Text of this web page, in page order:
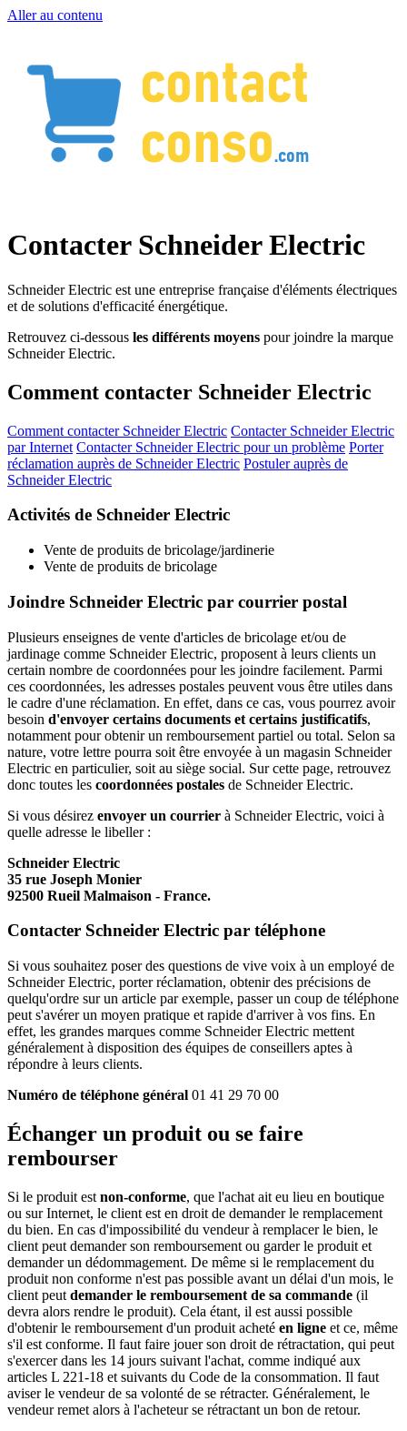
Aller au contenu
Contacter Schneider Electric
Schneider Electric est une entreprise française d'éléments électriques
et de solutions d'efficacité énergétique.
Retrouvez ci-dessous les différents moyens pour joindre la marque
Schneider Electric.
Comment contacter Schneider Electric
Comment contacter Schneider Electric Contacter Schneider Electric
par Internet Contacter Schneider Electric pour un problème Porter
réclamation auprès de Schneider Electric Postuler auprès de
Schneider Electric
Activités de Schneider Electric
Vente de produits de bricolage/jardinerie
Vente de produits de bricolage
Joindre Schneider Electric par courrier postal
Plusieurs enseignes de vente d'articles de bricolage et/ou de
jardinage comme Schneider Electric, proposent à leurs clients un
certain nombre de coordonnées pour les joindre facilement. Parmi
ces coordonnées, les adresses postales peuvent vous être utiles dans
le cadre d'une réclamation. En effet, dans ce cas, vous pourrez avoir
besoin d'envoyer certains documents et certains justificatifs,
notamment pour obtenir un remboursement partiel ou total. Selon sa
nature, votre lettre pourra soit être envoyée à un magasin Schneider
Electric en particulier, soit au siège social. Sur cette page, retrouvez
donc toutes les coordonnées postales de Schneider Electric.
Si vous désirez envoyer un courrier à Schneider Electric, voici à
quelle adresse le libeller :
Schneider Electric
35 rue Joseph Monier
92500 Rueil Malmaison - France.
Contacter Schneider Electric par téléphone
Si vous souhaitez poser des questions de vive voix à un employé de
Schneider Electric, porter réclamation, obtenir des précisions de
quelqu'ordre sur un article par exemple, passer un coup de téléphone
peut s'avérer un moyen pratique et rapide d'arriver à vos fins. En
effet, les grandes marques comme Schneider Electric mettent
généralement à disposition des équipes de conseillers aptes à
répondre à leurs clients.
Numéro de téléphone général 01 41 29 70 00
Échanger un produit ou se faire
rembourser
Si le produit est non-conforme, que l'achat ait eu lieu en boutique
ou sur Internet, le client est en droit de demander le remplacement
du bien. En cas d'impossibilité du vendeur à remplacer le bien, le
client peut demander son remboursement ou garder le produit et
demander un dédommagement. De même si le remplacement du
produit non conforme n'est pas possible avant un délai d'un mois, le
client peut demander le remboursement de sa commande (il
devra alors rendre le produit). Cela étant, il est aussi possible
d'obtenir le remboursement d'un produit acheté en ligne et ce, même
s'il est conforme. Il faut faire jouer son droit de rétractation, qui peut
s'exercer dans les 14 jours suivant l'achat, comme indiqué aux
articles L 221-18 et suivants du Code de la consommation. Il faut
aviser le vendeur de sa volonté de se rétracter. Généralement, le
vendeur remet alors à l'acheteur se rétractant un bon de retour.